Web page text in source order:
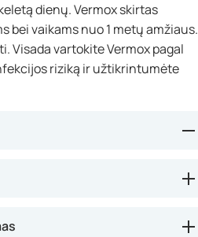
dienų. Vermox skirtas
vaikams nuo 1 metų amžiaus.
Visada vartokite Vermox pagal
riziką ir užtikrintumėte
būti pašalintos iš organizmo
pasisavinti maistines
žarnyne ir beveik nėra